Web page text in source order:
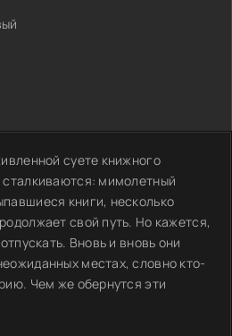
суете книжного
мимолетный
книги, несколько
свой путь. Но кажется,
Вновь и вновь они
местах, словно кто-
Чем же обернутся эти